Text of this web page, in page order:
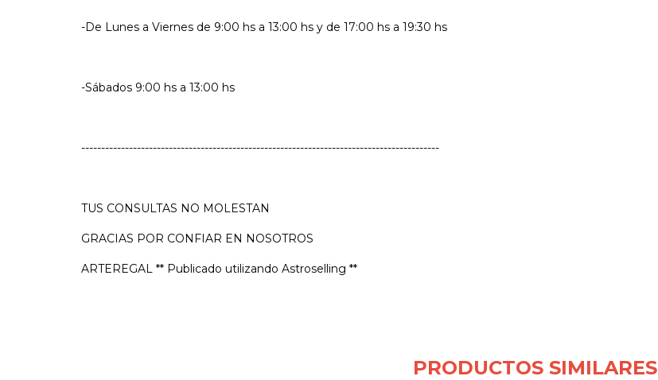
-De Lunes a Viernes de 9:00 hs a 13:00 hs y de 17:00 hs a 19:30 hs
-Sábados 9:00 hs a 13:00 hs
------------------------------------------------------------------------------------------
TUS CONSULTAS NO MOLESTAN
GRACIAS POR CONFIAR EN NOSOTROS
ARTEREGAL ** Publicado utilizando Astroselling **
PRODUCTOS SIMILARES